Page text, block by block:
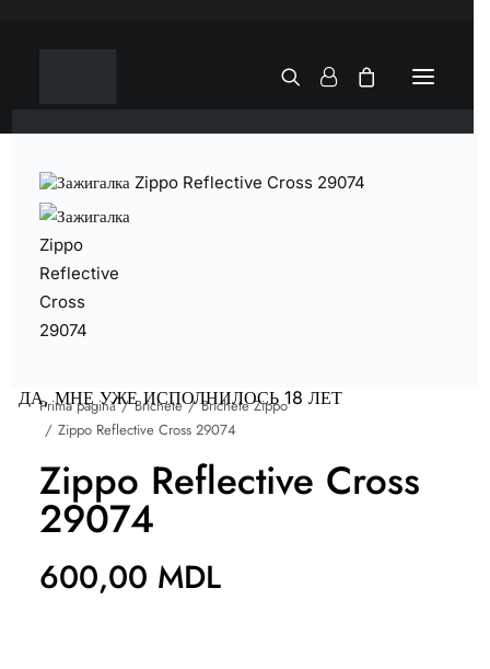
Prima pagină Brichete
Brichete Zippo
Zippo Reflective Cross 29074
Zippo Reflective Cross
29074
600,00 MDL
ДА, МНЕ УЖЕ ИСПОЛНИЛОСЬ 18 ЛЕТ